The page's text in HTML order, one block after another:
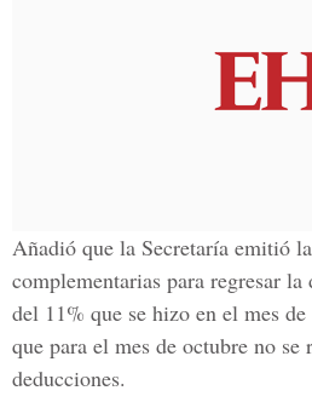
Añadió que la Secretaría emitió
complementarias para regresar la
del 11% que se hizo en el mes
que para el mes de octubre no se
deducciones.